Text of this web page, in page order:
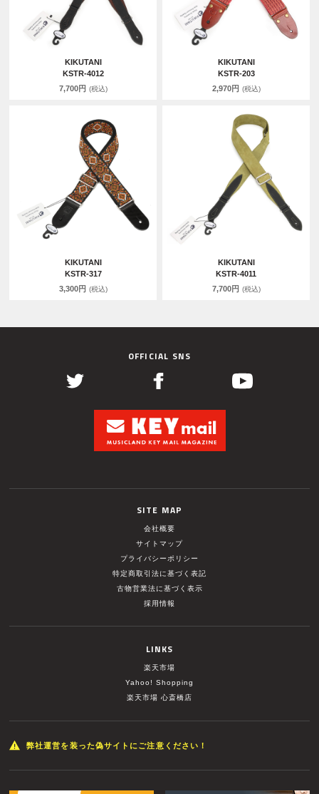
KIKUTANI
KSTR-4012
7,700円 (税込)
KIKUTANI
KSTR-203
2,970円 (税込)
KIKUTANI
KSTR-317
3,300円 (税込)
KIKUTANI
KSTR-4011
7,700円 (税込)
OFFICIAL SNS
SITE MAP
会社概要
サイトマップ
プライバシーポリシー
特定商取引法に基づく表記
古物営業法に基づく表示
採用情報
LINKS
楽天市場
Yahoo! Shopping
楽天市場 心斎橋店
弊社運営を装った偽サイトにご注意ください！